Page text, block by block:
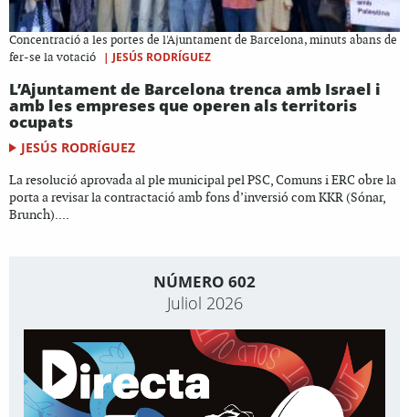
Concentració a les portes de l'Ajuntament de Barcelona, minuts abans de
fer-se la votació
| JESÚS RODRÍGUEZ
L’Ajuntament de Barcelona trenca amb Israel i
amb les empreses que operen als territoris
ocupats
JESÚS RODRÍGUEZ
La resolució aprovada al ple municipal pel PSC, Comuns i ERC obre la
porta a revisar la contractació amb fons d’inversió com KKR (Sónar,
Brunch)....
NÚMERO 602
Juliol 2026